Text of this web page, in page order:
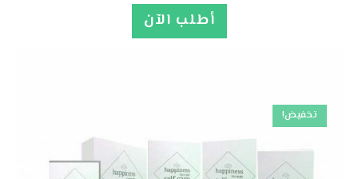
أطلب الآن
تخفيض!